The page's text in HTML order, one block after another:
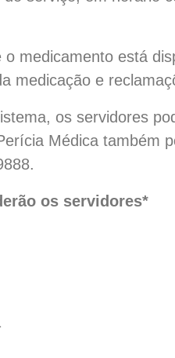
medicamento está
medicação e
os servidores
Médica também
os servidores*